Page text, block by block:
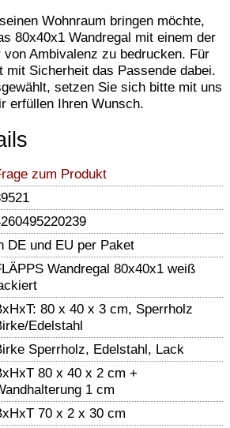
Wohnraum bringen möchte,
80x40x1 Wandregal mit einem der
von Ambivalenz zu bedrucken. Für
mit Sicherheit das Passende dabei.
setzen Sie sich bitte mit uns
erfüllen Ihren Wunsch.
zum Produkt
DE und EU per Paket
Wandregal 80x40x1 weiß
80 x 40 x 3 cm, Sperrholz
Edelstahl
Sperrholz, Edelstahl, Lack
80 x 40 x 2 cm +
1 cm
70 x 2 x 30 cm